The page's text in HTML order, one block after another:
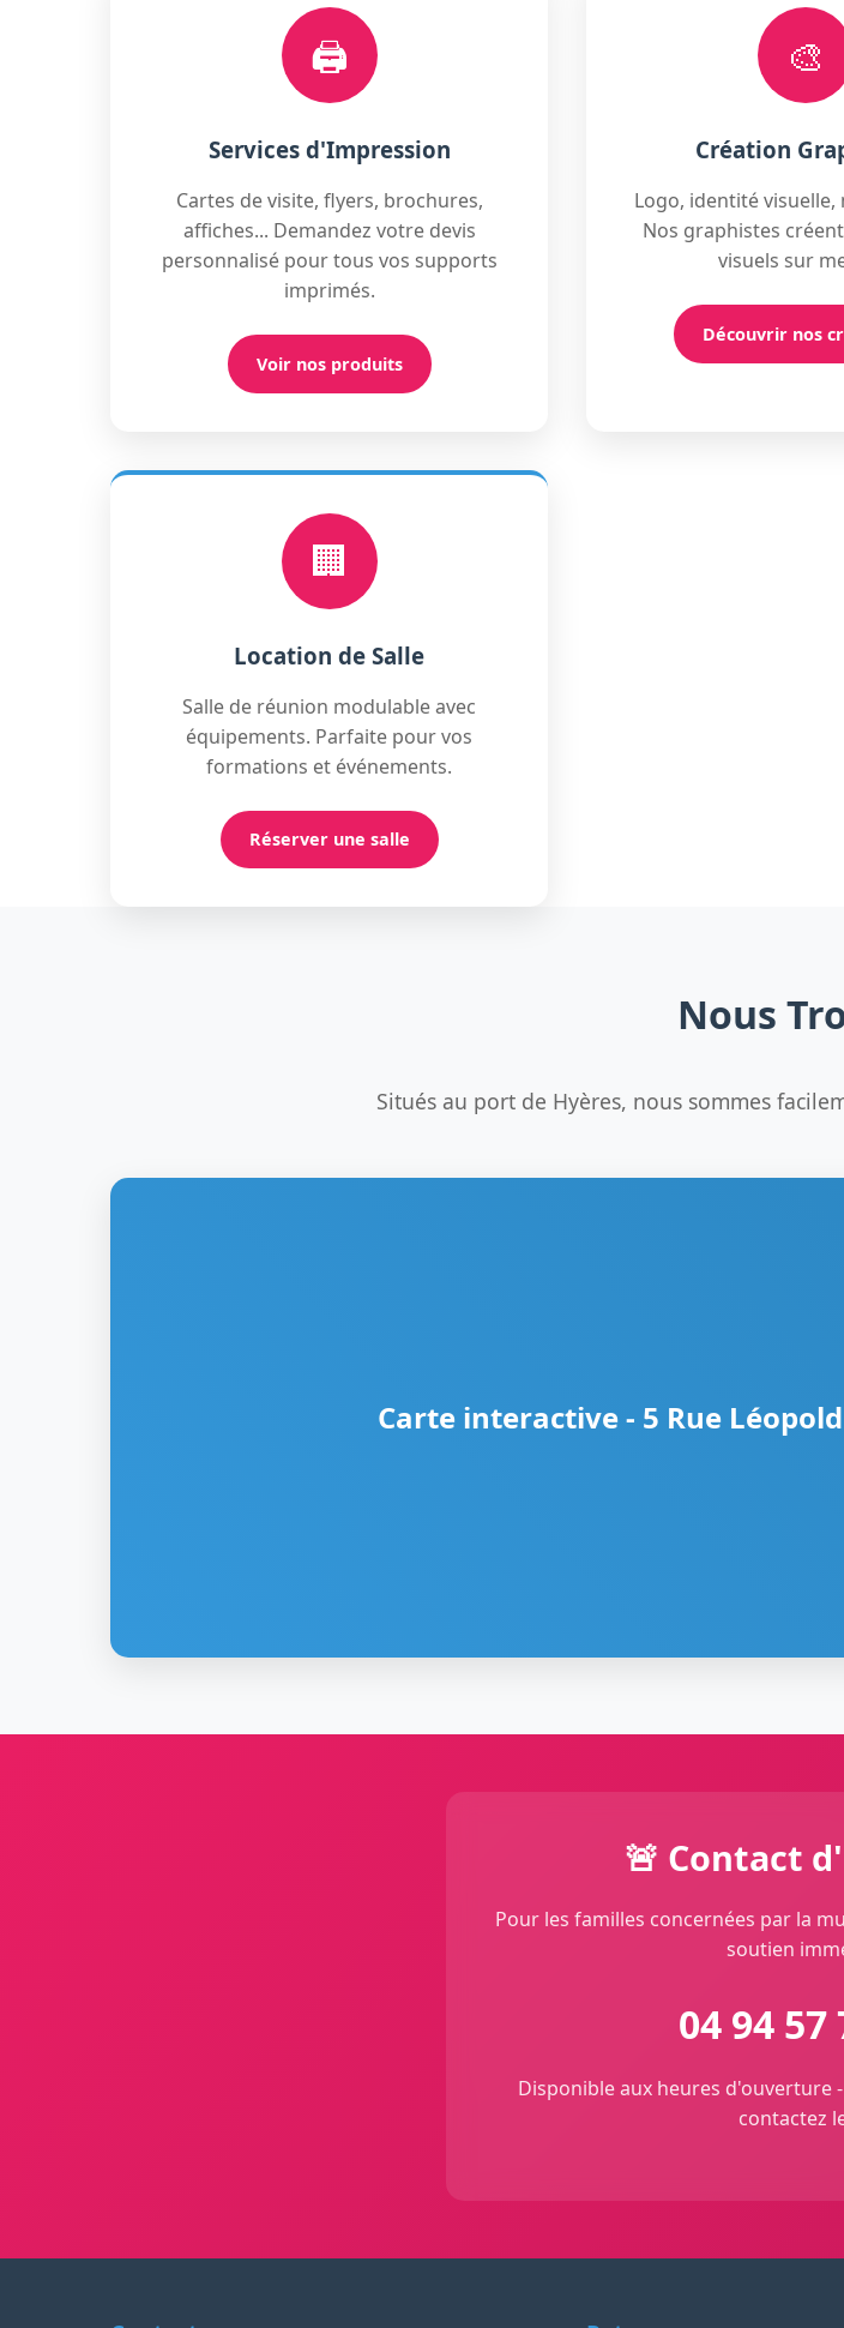
🖨️
Services d'Impression
Cartes de visite, flyers, brochures,
affiches... Demandez votre devis
personnalisé pour tous vos supports
imprimés.
Voir nos produits
🎨
Création
Logo, identité visuelle,
Nos graphistes
visuels sur
Découvrir nos
🏢
Location de Salle
Salle de réunion modulable avec
équipements. Parfaite pour vos
formations et événements.
Réserver une salle
Nous
Situés au port de Hyères, nous sommes
Carte interactive - 5 Rue
🚨 Contact
Pour les familles concernées par la
soutien
04 94 57
Disponible aux heures d'ouverture
contactez